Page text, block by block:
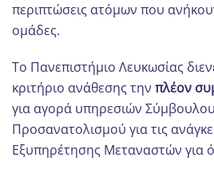
περιπτώσεις ατόμων που
ομάδες.
Το Πανεπιστήμιο Λευκωσίας
κριτήριο ανάθεσης την πλέον
για αγορά υπηρεσιών
Προσανατολισμού για τις
Εξυπηρέτησης Μεταναστών για